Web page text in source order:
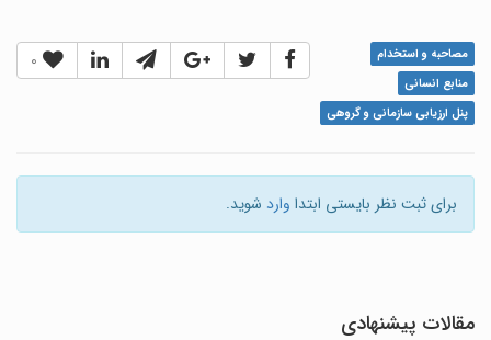
0
مصاحبه و استخدام
منابع انسانی
پنل ارزیابی سازمانی و گروهی
برای ثبت نظر بایستی ابتدا وارد شوید.
مقالات پیشنهادی